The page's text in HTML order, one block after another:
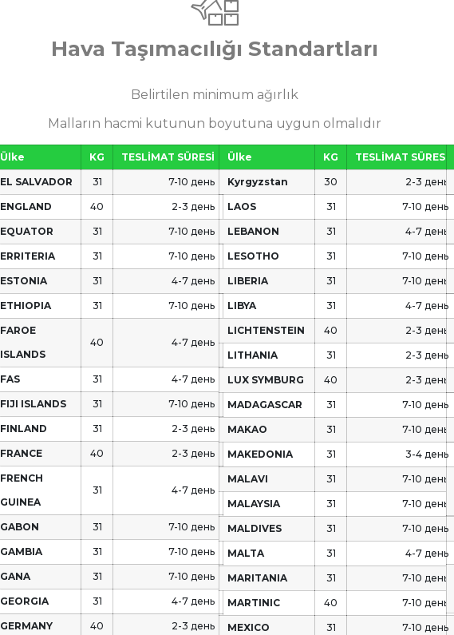
Hava Taşımacılığı Standartları
Belirtilen minimum ağırlık
Malların hacmi kutunun boyutuna uygun olmalıdır
Ülke KG TESLİMAT SÜRESİ
EL SALVADOR 31 7-10 день
ENGLAND 40 2-3 день
EQUATOR 31 7-10 день
ERRITERIA 31 7-10 день
ESTONIA 31 4-7 день
ETHIOPIA 31 7-10 день
FAROE
ISLANDS
40 4-7 день
FAS 31 4-7 день
FIJI ISLANDS 31 7-10 день
FINLAND 31 2-3 день
FRANCE 40 2-3 день
FRENCH
GUINEA
31 4-7 день
GABON 31 7-10 день
GAMBIA 31 7-10 день
GANA 31 7-10 день
GEORGIA 31 4-7 день
GERMANY 40 2-3 день
Ülke KG TESLİMAT SÜRESİ
Kyrgyzstan 30 2-3 день
LAOS 31 7-10 день
LEBANON 31 4-7 день
LESOTHO 31 7-10 день
LIBERIA 31 7-10 день
LIBYA 31 4-7 день
LICHTENSTEIN 40 2-3 день
LITHANIA 31 2-3 день
LUX SYMBURG 40 2-3 день
MADAGASCAR 31 7-10 день
MAKAO 31 7-10 день
MAKEDONIA 31 3-4 день
MALAVI 31 7-10 день
MALAYSIA 31 7-10 день
MALDIVES 31 7-10 день
MALTA 31 4-7 день
MARITANIA 31 7-10 день
MARTINIC 40 7-10 день
MEXICO 31 7-10 день